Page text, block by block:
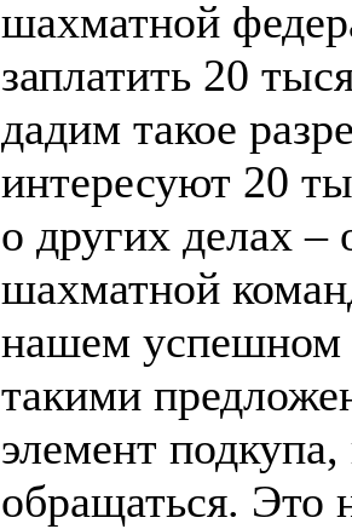
шахматной
заплатить 20
дадим такое
интересуют 20
о других делах –
шахматной
нашем успешном
такими
элемент
обращаться. Это